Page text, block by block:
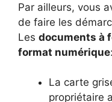
Par ailleurs, vous
de faire les
Les documents à
format numérique:
La carte
propriétaire